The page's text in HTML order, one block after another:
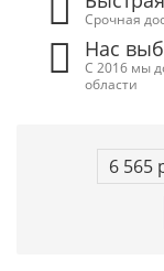
Срочная
Нас
С 2016 мы
области
6 565